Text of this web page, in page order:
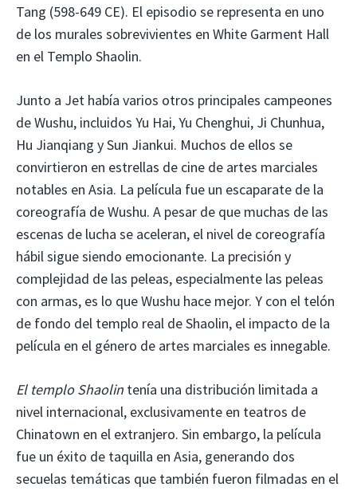
Tang (598-649 CE). El episodio se representa en uno
de los murales sobrevivientes en White Garment Hall
en el Templo Shaolin.
Junto a Jet había varios otros principales campeones
de Wushu, incluidos Yu Hai, Yu Chenghui, Ji Chunhua,
Hu Jianqiang y Sun Jiankui. Muchos de ellos se
convirtieron en estrellas de cine de artes marciales
notables en Asia. La película fue un escaparate de la
coreografía de Wushu. A pesar de que muchas de las
escenas de lucha se aceleran, el nivel de coreografía
hábil sigue siendo emocionante. La precisión y
complejidad de las peleas, especialmente las peleas
con armas, es lo que Wushu hace mejor. Y con el telón
de fondo del templo real de Shaolin, el impacto de la
película en el género de artes marciales es innegable.
El templo Shaolin tenía una distribución limitada a
nivel internacional, exclusivamente en teatros de
Chinatown en el extranjero. Sin embargo, la película
fue un éxito de taquilla en Asia, generando dos
secuelas temáticas que también fueron filmadas en el